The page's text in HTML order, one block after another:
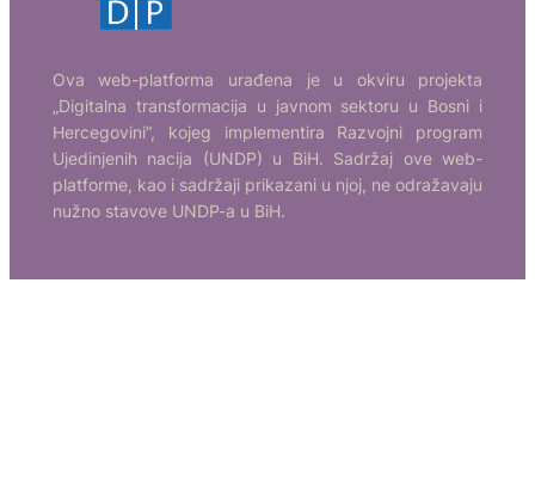
Ova web-platforma urađena je u okviru projekta
„Digitalna transformacija u javnom sektoru u Bosni i
Hercegovini“, kojeg implementira Razvojni program
Ujedinjenih nacija (UNDP) u BiH. Sadržaj ove web-
platforme, kao i sadržaji prikazani u njoj, ne odražavaju
nužno stavove UNDP-a u BiH.